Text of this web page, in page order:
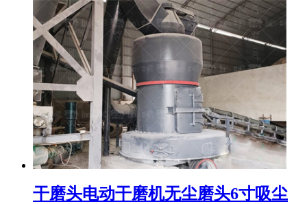
干磨头电动干磨机无尘磨头6寸吸尘